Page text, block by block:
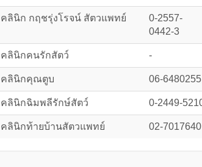
คลินิก กฤชรุ่งโรจน์ สัตวแพทย์
0-2557-
0442-3
คลินิกคนรักสัตว์ -
คลินิกคุณตูบ 06-6480255
คลินิกฉิมพลีรักษ์สัตว์ 0-2449-
คลินิกท้ายบ้านสัตวแพทย์ 02-7017640